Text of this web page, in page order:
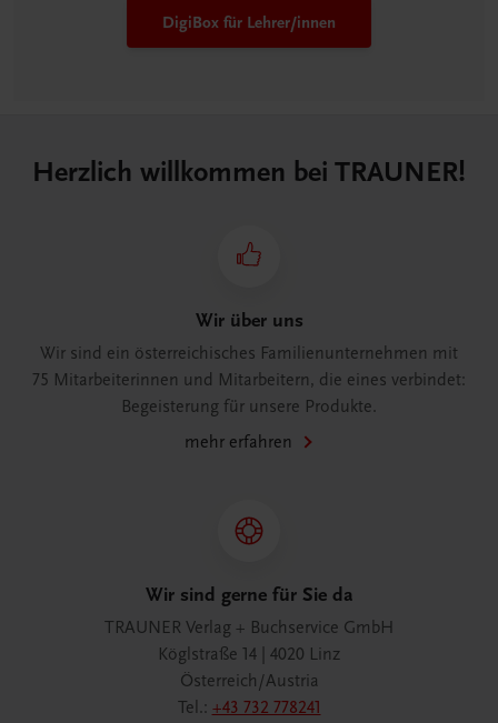
DigiBox für Lehrer/innen
Herzlich willkommen bei TRAUNER!
Wir über uns
Wir sind ein österreichisches Familienunternehmen mit
75 Mitarbeiterinnen und Mitarbeitern, die eines verbindet:
Begeisterung für unsere Produkte.
mehr erfahren
Wir sind gerne für Sie da
TRAUNER Verlag + Buchservice GmbH
Köglstraße 14 | 4020 Linz
Österreich/Austria
Tel.: +43 732 778241